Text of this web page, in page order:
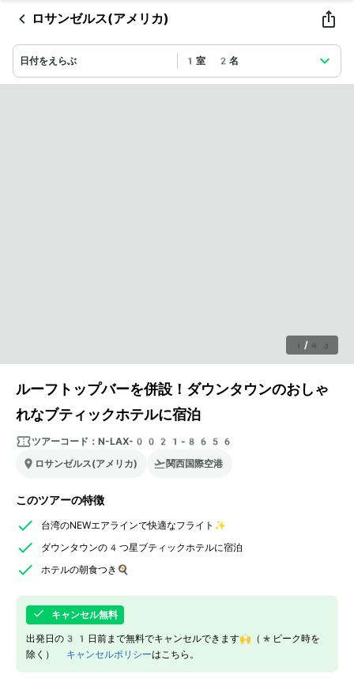
ロサンゼルス(アメリカ)
日付をえらぶ 1室 2名
1 / 43
ルーフトップバーを併設！ダウンタウンのおしゃ
れなブティックホテルに宿泊
ツアーコード： N-LAX-0021-8656
ロサンゼルス(アメリカ)
関西国際空港
このツアーの特徴
台湾のNEWエアラインで快適なフライト✨
ダウンタウンの4つ星ブティックホテルに宿泊
ホテルの朝食つき🍳
キャンセル無料
出発日の31日前まで無料でキャンセルできます🙌（*ピーク時を
除く） キャンセルポリシーはこちら。